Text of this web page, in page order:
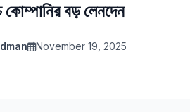
বড় লেনদেন
November 19, 2025